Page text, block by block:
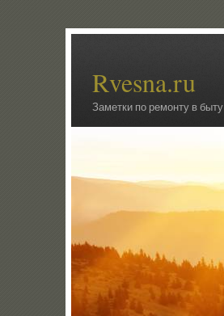
Rvesna.ru
Заметки по ремонту в быту